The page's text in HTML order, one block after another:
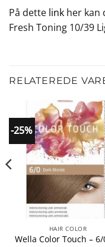
På dette link her kan
Fresh Toning 10/39
RELATEREDE
-25%
HAIR COLOR